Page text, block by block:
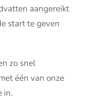
aangereikt
start te geven
zo snel
één van onze
in.